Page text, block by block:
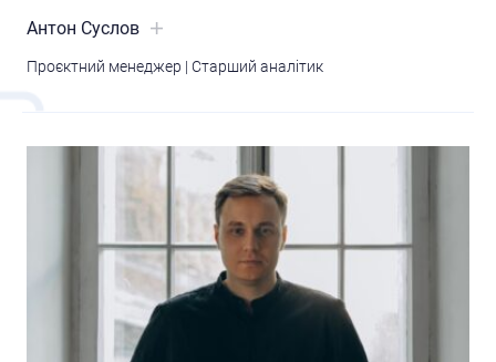
Антон Суслов
Проєктний менеджер | Старший аналітик